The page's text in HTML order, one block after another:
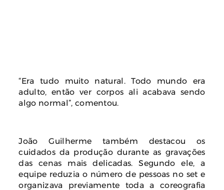
“Era tudo muito natural. Todo mundo era
adulto, então ver corpos ali acabava sendo
algo normal”, comentou.
João Guilherme também destacou os
cuidados da produção durante as gravações
das cenas mais delicadas. Segundo ele, a
equipe reduzia o número de pessoas no set e
organizava previamente toda a coreografia